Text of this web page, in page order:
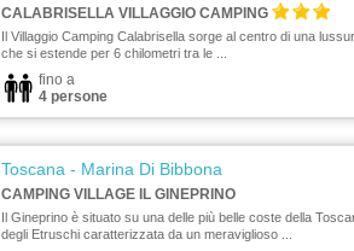
CALABRISELLA VILLAGGIO CAMPING
Il Villaggio Camping Calabrisella sorge al centro di una
che si estende per 6 chilometri tra le ...
fino a
4 persone
Toscana - Marina Di Bibbona
CAMPING VILLAGE IL GINEPRINO
Il Gineprino è situato su una delle più belle coste della
degli Etruschi caratterizzata da un meraviglioso ...